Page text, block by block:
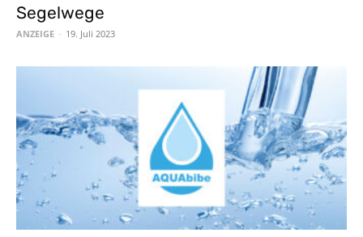
Segelwege
ANZEIGE - 19. Juli 2023